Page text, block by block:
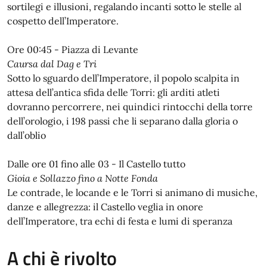
sortilegi e illusioni, regalando incanti sotto le stelle al
cospetto dell’Imperatore.
Ore 00:45 - Piazza di Levante
Caursa dal Dag e Tri
Sotto lo sguardo dell’Imperatore, il popolo scalpita in
attesa dell’antica sfida delle Torri: gli arditi atleti
dovranno percorrere, nei quindici rintocchi della torre
dell’orologio, i 198 passi che li separano dalla gloria o
dall’oblio
Dalle ore 01 fino alle 03 - Il Castello tutto
Gioia e Sollazzo fino a Notte Fonda
Le contrade, le locande e le Torri si animano di musiche,
danze e allegrezza: il Castello veglia in onore
dell’Imperatore, tra echi di festa e lumi di speranza
A chi è rivolto